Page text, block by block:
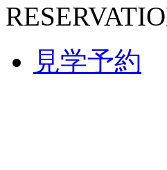
見学予約